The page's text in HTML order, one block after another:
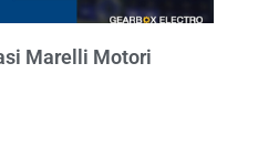
Marelli Motori